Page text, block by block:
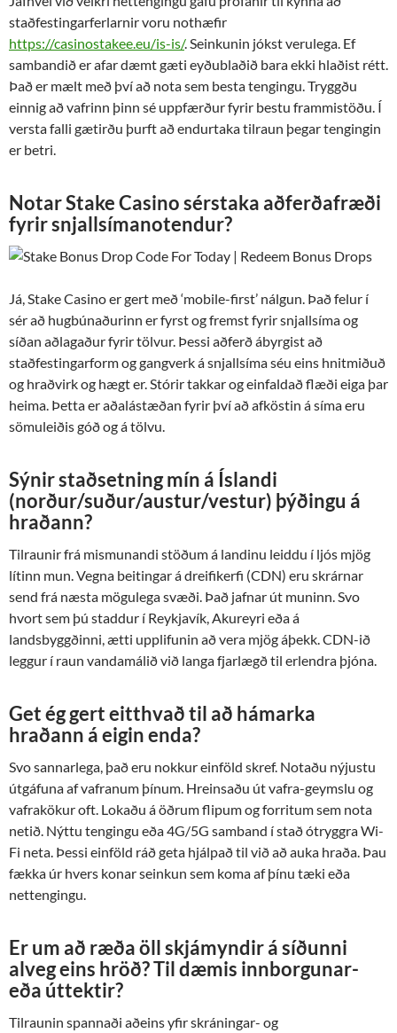
staðfestingarferlarnir voru nothæfir
https://casinostakee.eu/is-is/. Seinkunin jókst verulega. Ef
sambandið er afar dæmt gæti eyðublaðið bara ekki hlaðist rétt.
Það er mælt með því að nota sem besta tengingu. Tryggðu
einnig að vafrinn þinn sé uppfærður fyrir bestu frammistöðu. Í
versta falli gætirðu þurft að endurtaka tilraun þegar tengingin
er betri.
Notar Stake Casino sérstaka aðferðafræði
fyrir snjallsímanotendur?
Já, Stake Casino er gert með ‘mobile-first’ nálgun. Það felur í
sér að hugbúnaðurinn er fyrst og fremst fyrir snjallsíma og
síðan aðlagaður fyrir tölvur. Þessi aðferð ábyrgist að
staðfestingarform og gangverk á snjallsíma séu eins hnitmiðuð
og hraðvirk og hægt er. Stórir takkar og einfaldað flæði eiga þar
heima. Þetta er aðalástæðan fyrir því að afköstin á síma eru
sömuleiðis góð og á tölvu.
Sýnir staðsetning mín á Íslandi
(norður/suður/austur/vestur) þýðingu á
hraðann?
Tilraunir frá mismunandi stöðum á landinu leiddu í ljós mjög
lítinn mun. Vegna beitingar á dreifikerfi (CDN) eru skrárnar
send frá næsta mögulega svæði. Það jafnar út muninn. Svo
hvort sem þú staddur í Reykjavík, Akureyri eða á
landsbyggðinni, ætti upplifunin að vera mjög áþekk. CDN-ið
leggur í raun vandamálið við langa fjarlægð til erlendra þjóna.
Get ég gert eitthvað til að hámarka
hraðann á eigin enda?
Svo sannarlega, það eru nokkur einföld skref. Notaðu nýjustu
útgáfuna af vafranum þínum. Hreinsaðu út vafra-geymslu og
vafrakökur oft. Lokaðu á öðrum flipum og forritum sem nota
netið. Nýttu tengingu eða 4G/5G samband í stað ótryggra Wi-
Fi neta. Þessi einföld ráð geta hjálpað til við að auka hraða. Þau
fækka úr hvers konar seinkun sem koma af þínu tæki eða
nettengingu.
Er um að ræða öll skjámyndir á síðunni
alveg eins hröð? Til dæmis innborgunar-
eða úttektir?
Tilraunin spannaði aðeins yfir skráningar- og